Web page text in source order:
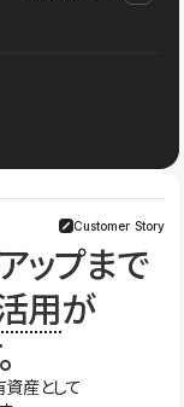
Customer Story
ップまで
用が
産として